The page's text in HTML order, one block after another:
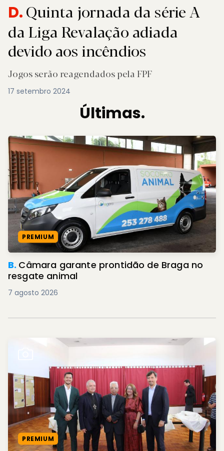
D.Quinta jornada da série A
da Liga Revalação adiada
devido aos incêndios
Jogos serão reagendados pela FPF
17 setembro 2024
Últimas.
PREMIUM
B. Câmara garante prontidão de Braga no
resgate animal
7 agosto 2026
PREMIUM